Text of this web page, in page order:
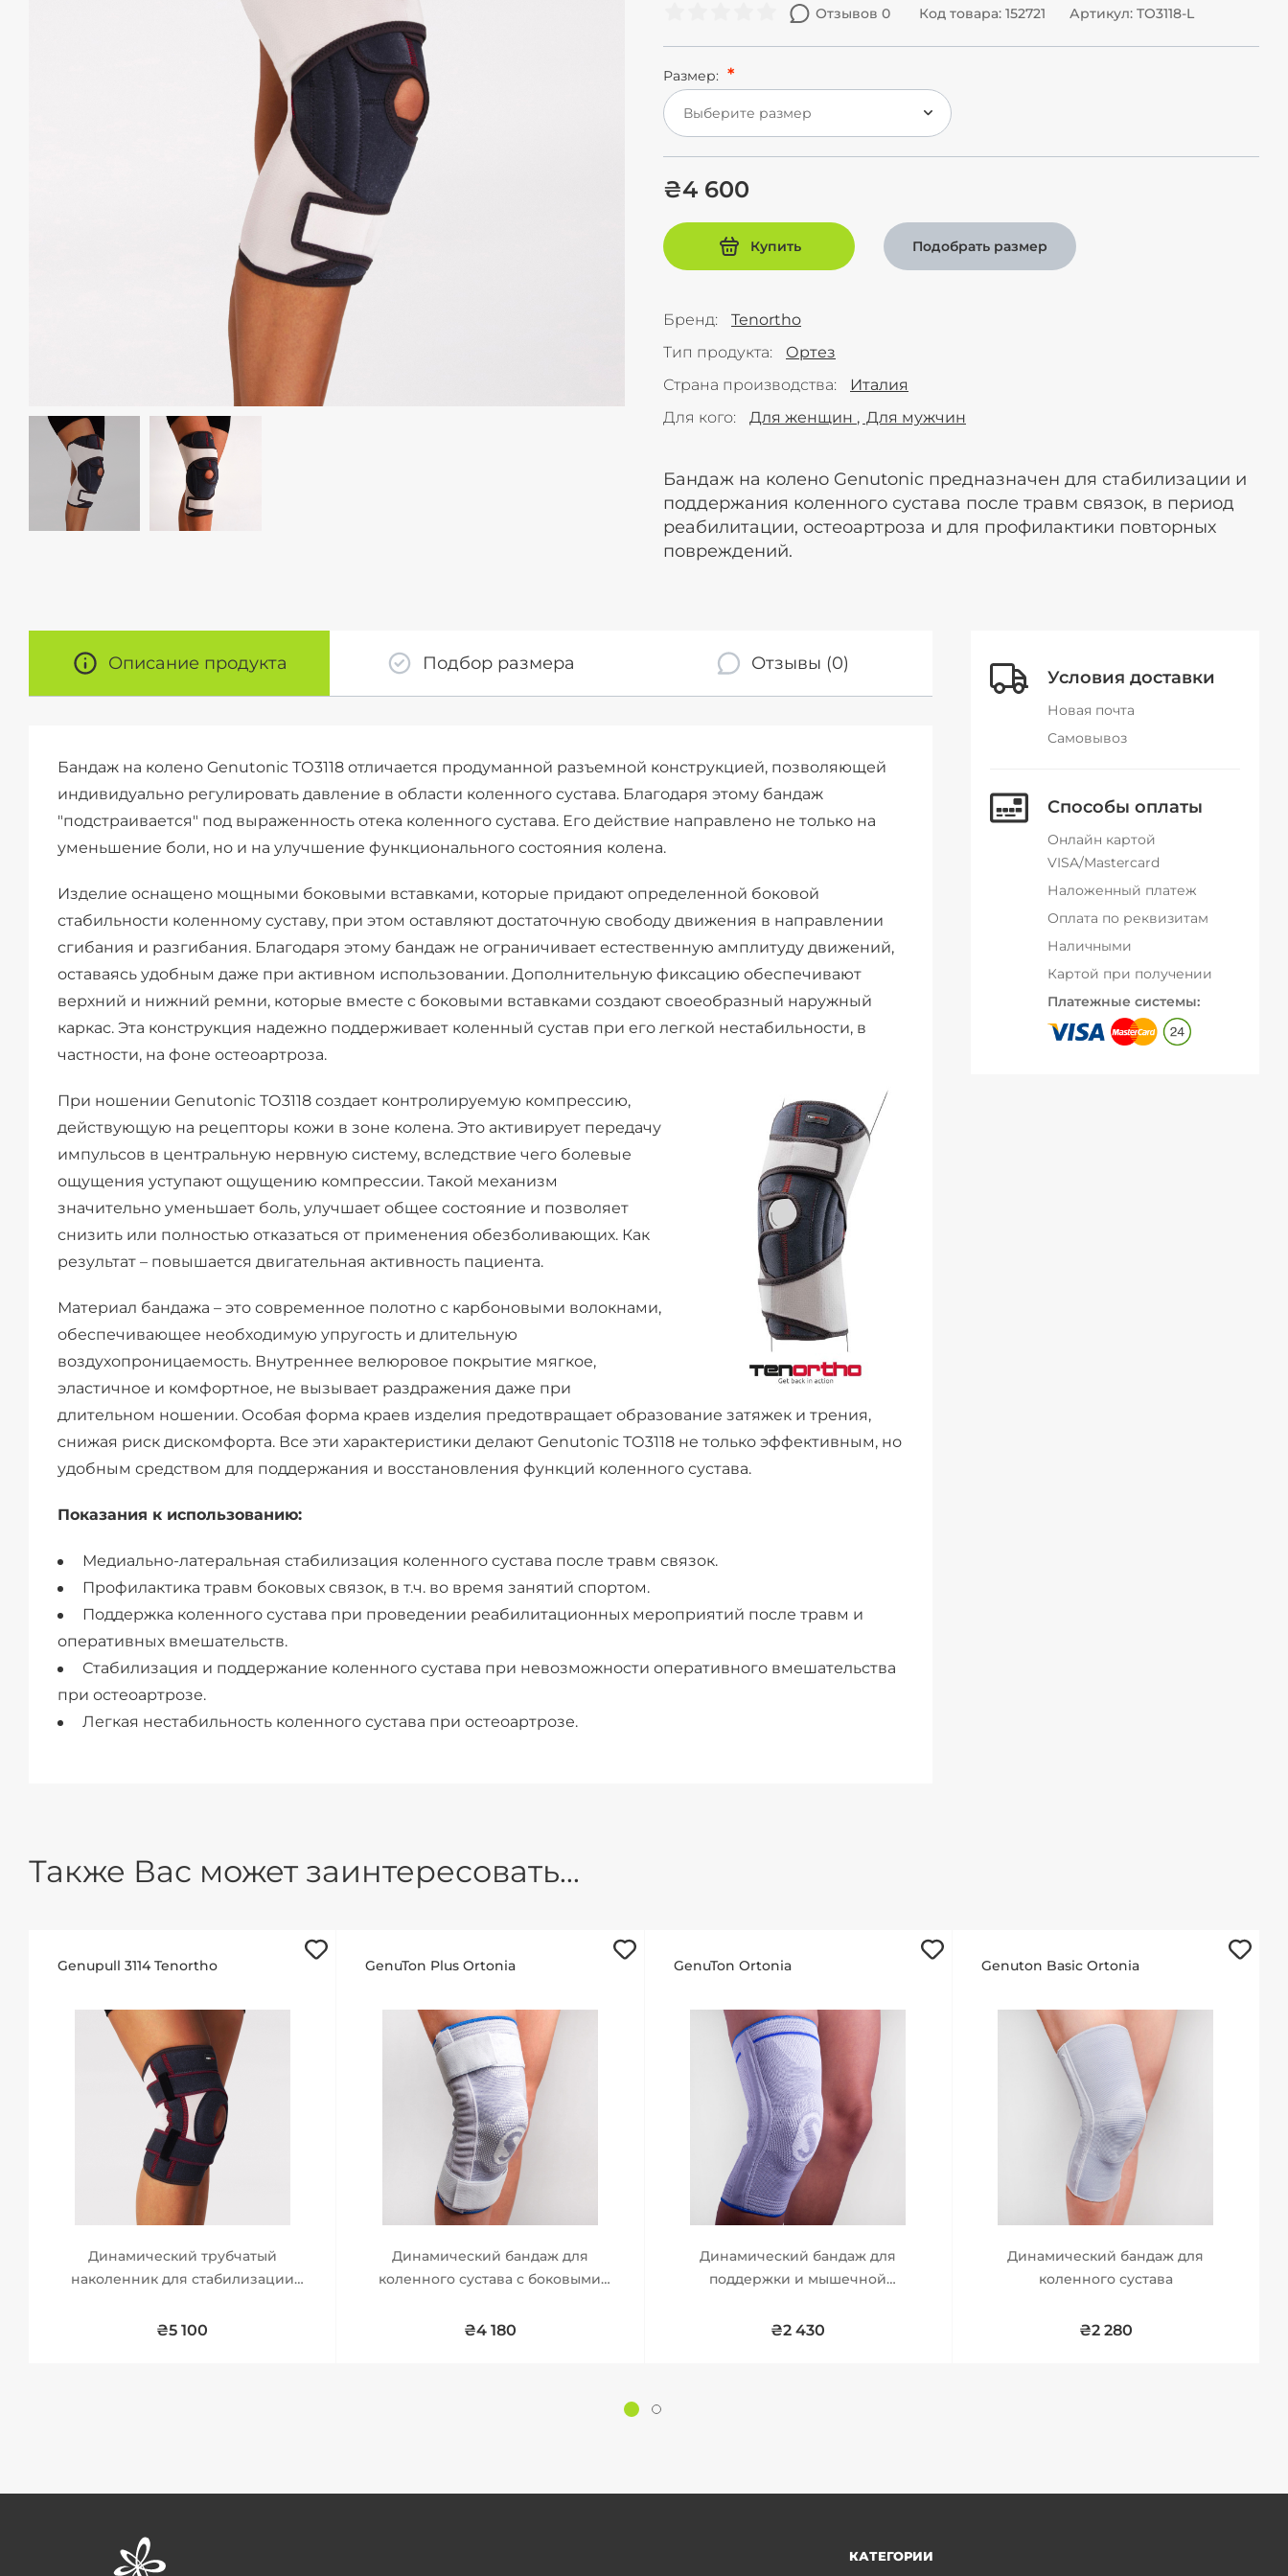
Отзывов 0 Код товара: 152721 Артикул: TO3118-L
Размер:
Выберите размер
₴4 600
Купить Подобрать размер
Бренд
Tenortho
Тип продукта
Ортез
Страна производства
Италия
Для кого
Для женщин Для мужчин
Бандаж на колено Genutonic предназначен для стабилизации и
поддержания коленного сустава после травм связок, в период
реабилитации, остеоартроза и для профилактики повторных
повреждений.
Описание продукта Подбор размера Отзывы (0)
Бандаж на колено Genutonic ТО3118 отличается продуманной разъемной конструкцией, позволяющей
индивидуально регулировать давление в области коленного сустава. Благодаря этому бандаж
"подстраивается" под выраженность отека коленного сустава. Его действие направлено не только на
уменьшение боли, но и на улучшение функционального состояния колена.
Изделие оснащено мощными боковыми вставками, которые придают определенной боковой
стабильности коленному суставу, при этом оставляют достаточную свободу движения в направлении
сгибания и разгибания. Благодаря этому бандаж не ограничивает естественную амплитуду движений,
оставаясь удобным даже при активном использовании. Дополнительную фиксацию обеспечивают
верхний и нижний ремни, которые вместе с боковыми вставками создают своеобразный наружный
каркас. Эта конструкция надежно поддерживает коленный сустав при его легкой нестабильности, в
частности, на фоне остеоартроза.
При ношении Genutonic ТО3118 создает контролируемую компрессию,
действующую на рецепторы кожи в зоне колена. Это активирует передачу
импульсов в центральную нервную систему, вследствие чего болевые
ощущения уступают ощущению компрессии. Такой механизм
значительно уменьшает боль, улучшает общее состояние и позволяет
снизить или полностью отказаться от применения обезболивающих. Как
результат – повышается двигательная активность пациента.
Материал бандажа – это современное полотно с карбоновыми волокнами,
обеспечивающее необходимую упругость и длительную
воздухопроницаемость. Внутреннее велюровое покрытие мягкое,
эластичное и комфортное, не вызывает раздражения даже при
длительном ношении. Особая форма краев изделия предотвращает образование затяжек и трения,
снижая риск дискомфорта. Все эти характеристики делают Genutonic ТО3118 не только эффективным, но
удобным средством для поддержания и восстановления функций коленного сустава.
Показания к использованию:
Медиально-латеральная стабилизация коленного сустава после травм связок.
Профилактика травм боковых связок, в т.ч. во время занятий спортом.
Поддержка коленного сустава при проведении реабилитационных мероприятий после травм и
оперативных вмешательств.
Стабилизация и поддержание коленного сустава при невозможности оперативного вмешательства
при остеоартрозе.
Легкая нестабильность коленного сустава при остеоартрозе.
Условия доставки
Новая почта
Самовывоз
Способы оплаты
Онлайн картой
VISA/Mastercard
Наложенный платеж
Оплата по реквизитам
Наличными
Картой при получении
Платежные системы:
Также Вас может заинтересовать...
Genupull 3114 Tenortho
Динамический трубчатый
наколенник для стабилизации
₴5 100
GenuTon Plus Ortonia
Динамический бандаж для
коленного сустава с боковыми
₴4 180
GenuTon Ortonia
Динамический бандаж для
поддержки и мышечной
₴2 430
Genuton Basic Ortonia
Динамический бандаж для
коленного сустава
₴2 280
КАТЕГОРИИ